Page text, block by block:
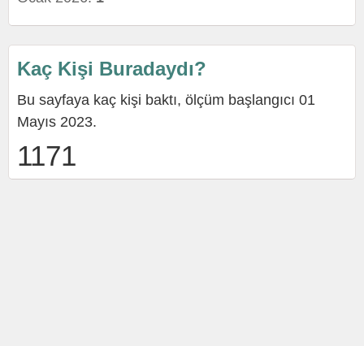
Kaç Kişi Buradaydı?
Bu sayfaya kaç kişi baktı, ölçüm başlangıcı 01
Mayıs 2023.
1171